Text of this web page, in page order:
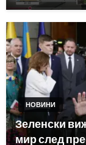
НОВИНИ
Зеленски
мир след